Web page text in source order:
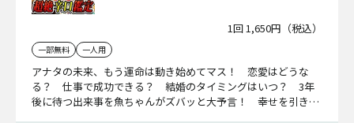
1回 1,650円（税込）
一部無料 一人用
アナタの未来、もう運命は動き始めてマス！ 恋愛はどうな
る？ 仕事で成功できる？ 結婚のタイミングはいつ？ 3年
後に待つ出来事を魚ちゃんがズバッと大予言！ 幸せを引き寄